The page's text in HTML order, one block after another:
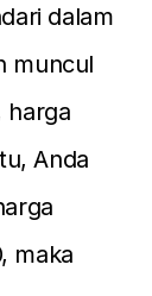
dalam
muncul
harga
Anda
maka